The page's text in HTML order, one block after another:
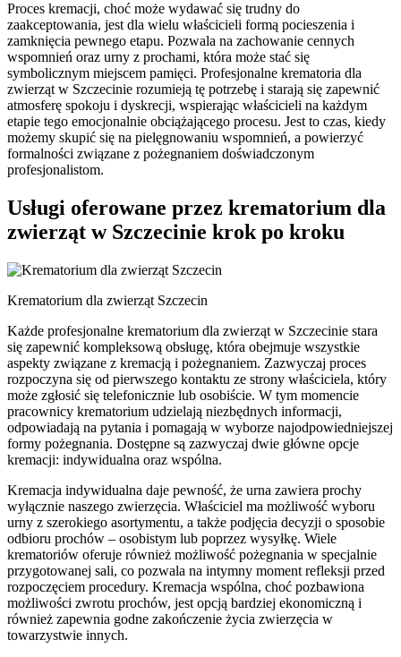
Proces kremacji, choć może wydawać się trudny do
zaakceptowania, jest dla wielu właścicieli formą pocieszenia i
zamknięcia pewnego etapu. Pozwala na zachowanie cennych
wspomnień oraz urny z prochami, która może stać się
symbolicznym miejscem pamięci. Profesjonalne krematoria dla
zwierząt w Szczecinie rozumieją tę potrzebę i starają się zapewnić
atmosferę spokoju i dyskrecji, wspierając właścicieli na każdym
etapie tego emocjonalnie obciążającego procesu. Jest to czas, kiedy
możemy skupić się na pielęgnowaniu wspomnień, a powierzyć
formalności związane z pożegnaniem doświadczonym
profesjonalistom.
Usługi oferowane przez krematorium dla
zwierząt w Szczecinie krok po kroku
Krematorium dla zwierząt Szczecin
Każde profesjonalne krematorium dla zwierząt w Szczecinie stara
się zapewnić kompleksową obsługę, która obejmuje wszystkie
aspekty związane z kremacją i pożegnaniem. Zazwyczaj proces
rozpoczyna się od pierwszego kontaktu ze strony właściciela, który
może zgłosić się telefonicznie lub osobiście. W tym momencie
pracownicy krematorium udzielają niezbędnych informacji,
odpowiadają na pytania i pomagają w wyborze najodpowiedniejszej
formy pożegnania. Dostępne są zazwyczaj dwie główne opcje
kremacji: indywidualna oraz wspólna.
Kremacja indywidualna daje pewność, że urna zawiera prochy
wyłącznie naszego zwierzęcia. Właściciel ma możliwość wyboru
urny z szerokiego asortymentu, a także podjęcia decyzji o sposobie
odbioru prochów – osobistym lub poprzez wysyłkę. Wiele
krematoriów oferuje również możliwość pożegnania w specjalnie
przygotowanej sali, co pozwala na intymny moment refleksji przed
rozpoczęciem procedury. Kremacja wspólna, choć pozbawiona
możliwości zwrotu prochów, jest opcją bardziej ekonomiczną i
również zapewnia godne zakończenie życia zwierzęcia w
towarzystwie innych.